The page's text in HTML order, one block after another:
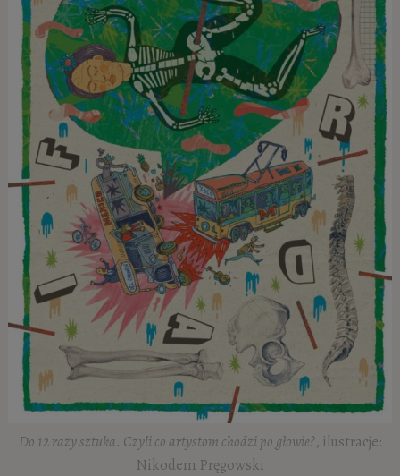
Do 12 razy sztuka. Czyli co artystom chodzi po głowie?, ilustracje:
Nikodem Pręgowski